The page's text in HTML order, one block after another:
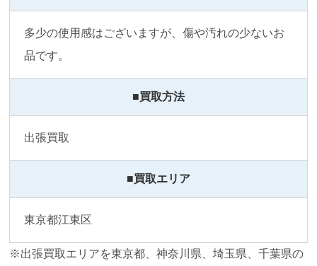
多少の使用感はございますが、傷や汚れの少ないお
品です。
■買取方法
出張買取
■買取エリア
東京都江東区
※出張買取エリアを東京都、神奈川県、埼玉県、千葉県の